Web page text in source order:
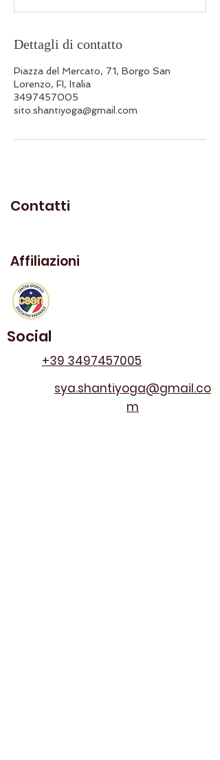
Dettagli di contatto
Piazza del Mercato, 71, Borgo San
Lorenzo, FI, Italia
3497457005
sito.shantiyoga@gmail.com
Contatti
Affiliazioni
Social
+39 3497457005
sya.shantiyoga@gmail.co
m